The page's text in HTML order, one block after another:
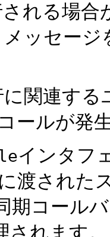
れる場
ッセージ
関連す
ールが発
インタフ
に渡された
期コール
れます。